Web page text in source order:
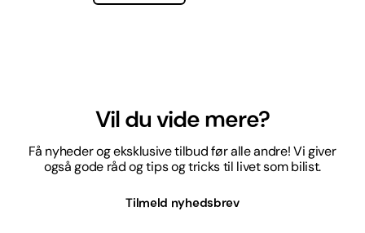
Vil du vide mere?
Få nyheder og eksklusive tilbud før alle andre! Vi giver
også gode råd og tips og tricks til livet som bilist.
Tilmeld nyhedsbrev